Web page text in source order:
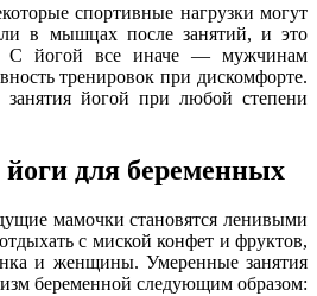
спортивные нагрузки могут
в мышцах после занятий, и это
С йогой все иначе — мужчинам
тренировок при дискомфорте.
занятия йогой при любой степени
для беременных
мамочки становятся ленивыми
с миской конфет и фруктов,
и женщины. Умеренные занятия
беременной следующим образом: